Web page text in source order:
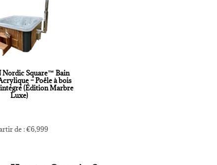
Square™ Bain
– Poêle à bois
(Édition Marbre
Luxe)
de :€6,999